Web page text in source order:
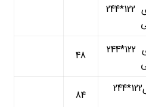
15 ميليمتري 122*244
18 ميليمتري 122*244
48
9میلیمتری122*244
84